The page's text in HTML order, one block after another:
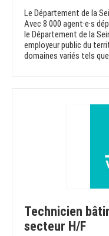
Le Département de la
Avec 8 000 agent·e·s
le Département de la
employeur public du
domaines variés tels
​​​Technicien
secteur H/F